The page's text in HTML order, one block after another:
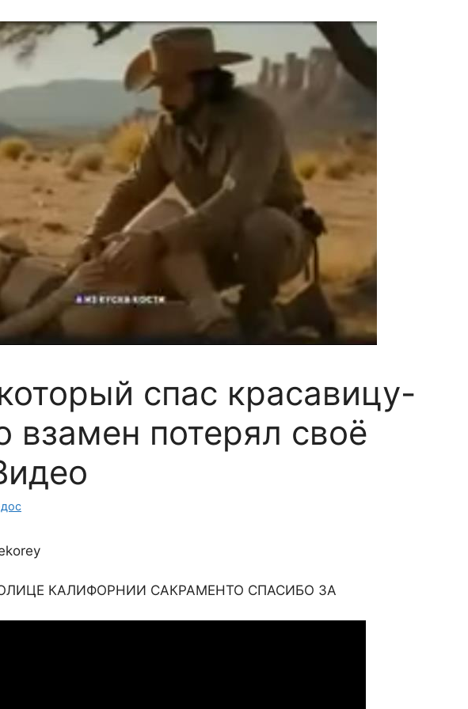
спас красавицу-
взамен потерял своё
КАЛИФОРНИИ САКРАМЕНТО СПАСИБО ЗА